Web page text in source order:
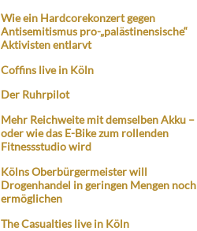
Wie ein Hardcorekonzert gegen
Antisemitismus pro-„palästinensische“
Aktivisten entlarvt
Coffins live in Köln
Der Ruhrpilot
Mehr Reichweite mit demselben Akku –
oder wie das E-Bike zum rollenden
Fitnessstudio wird
Kölns Oberbürgermeister will
Drogenhandel in geringen Mengen noch
ermöglichen
The Casualties live in Köln